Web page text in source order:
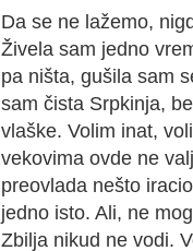
Da se ne lažemo,
Živela sam jedno
pa ništa, gušila sam
sam čista Srpkinja,
vlaške. Volim inat,
vekovima ovde ne
preovlada nešto
jedno isto. Ali, ne
Zbilja nikud ne vodi.